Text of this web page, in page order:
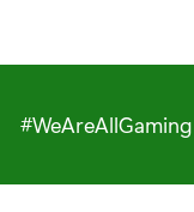
#WeAreAllGaming